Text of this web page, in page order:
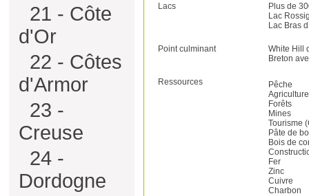
21 - Côte
d'Or
22 - Côtes
d'Armor
23 -
Creuse
24 -
Dordogne
Lacs
Plus de
Lac
Lac Bras
Point culminant
White Hill
Breton
Ressources
Pêche
Agriculture
Forêts
Mines
Tourisme
Pâte de
Bois de
Fer
Zinc
Cuivre
Charbon